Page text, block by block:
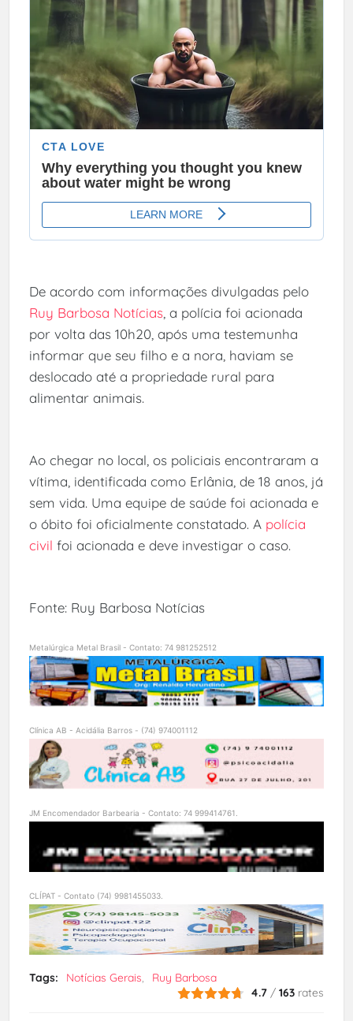
De acordo com informações divulgadas pelo
Ruy Barbosa Notícias, a polícia foi acionada
por volta das 10h20, após uma testemunha
informar que seu filho e a nora, haviam se
deslocado até a propriedade rural para
alimentar animais.
Ao chegar no local, os policiais encontraram a
vítima, identificada como Erlânia, de 18 anos, já
sem vida. Uma equipe de saúde foi acionada e
o óbito foi oficialmente constatado. A polícia
civil foi acionada e deve investigar o caso.
Fonte: Ruy Barbosa Notícias
Metalúrgica Metal Brasil - Contato: 74 981252512
Clínica AB - Acidália Barros - (74) 974001112
JM Encomendador Barbearia - Contato: 74 999414761.
CLÍPAT - Contato (74) 9981455033.
Tags: Notícias Gerais
Ruy Barbosa
4.7 /163 rates